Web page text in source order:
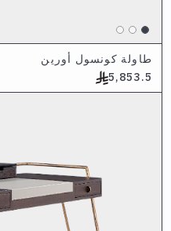
طاولة كونسول أورين
5,853.5